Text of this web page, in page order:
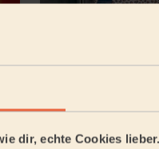
dir, echte Cookies lieber.